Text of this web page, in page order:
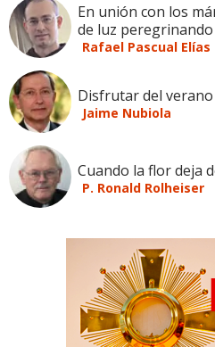
En unión con los
de luz
Rafael Pascual Elías
Disfrutar del verano
Jaime Nubiola
Cuando la flor deja
P. Ronald Rolheiser